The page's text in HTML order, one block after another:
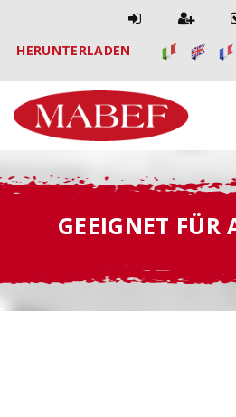
HERUNTERLADEN
GEEIGNET FÜR